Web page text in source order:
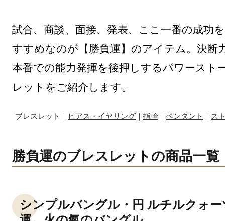
試合、商談、面接、発表、ここ一番の成功
すすめなのが【勝負運】のアイテム。決断
本番での能力発揮を後押しするパワースト
レットをご紹介します。
ブレスレット｜ ピアス・イヤリング ｜ 指輪 ｜ ペンダント ｜ ス
勝負運のブレスレットの商品一覧
シンプルバングル・円 ルチルクォー